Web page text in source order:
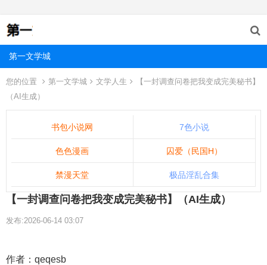
第一文学城
您的位置 第一文学城 文学人生
【一封调查问卷把我变成完美秘书】
（AI生成）
书包小说网 7色小说
色色漫画 囚爱（民国H）
禁漫天堂 极品淫乱合集
【一封调查问卷把我变成完美秘书】（AI生成）
发布:2026-06-14 03:07
作者：qeqesb